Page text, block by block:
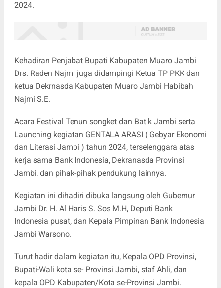
2024.
Kehadiran Penjabat Bupati Kabupaten Muaro Jambi
Drs. Raden Najmi juga didampingi Ketua TP PKK dan
ketua Dekrnasda Kabupaten Muaro Jambi Habibah
Najmi S.E.
Acara Festival Tenun songket dan Batik Jambi serta
Launching kegiatan GENTALA ARASI ( Gebyar Ekonomi
dan Literasi Jambi ) tahun 2024, terselenggara atas
kerja sama Bank Indonesia, Dekranasda Provinsi
Jambi, dan pihak-pihak pendukung lainnya.
Kegiatan ini dihadiri dibuka langsung oleh Gubernur
Jambi Dr. H. Al Haris S. Sos M.H, Deputi Bank
Indonesia pusat, dan Kepala Pimpinan Bank Indonesia
Jambi Warsono.
Turut hadir dalam kegiatan itu, Kepala OPD Provinsi,
Bupati-Wali kota se- Provinsi Jambi, staf Ahli, dan
kepala OPD Kabupaten/Kota se-Provinsi Jambi.